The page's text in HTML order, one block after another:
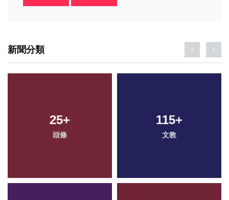
新聞分類
25+
頭條
115+
文教